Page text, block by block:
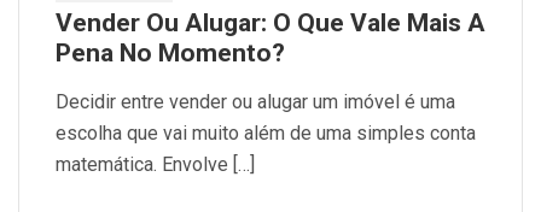
Vender Ou Alugar: O Que Vale Mais A
Pena No Momento?
Decidir entre vender ou alugar um imóvel é uma
escolha que vai muito além de uma simples conta
matemática. Envolve […]